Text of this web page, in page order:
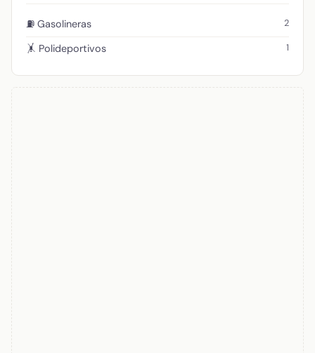
⛽ Gasolineras 2
🤸 Polideportivos 1